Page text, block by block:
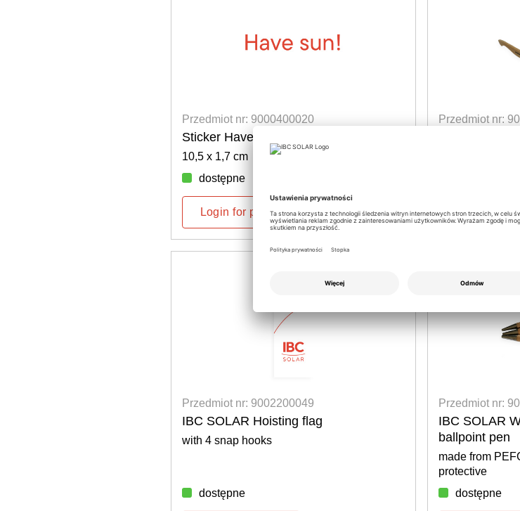
Przedmiot nr: 9000400020
Sticker Have Sun!
10,5 x 1,7 cm
dostępne
Login for prices
Przedmiot nr:
Login for
Przedmiot nr: 9002200049
IBC SOLAR Hoisting flag
with 4 snap hooks
dostępne
Przedmiot nr:
IBC SOLAR
ballpoint pen
made from
protective
dostępne